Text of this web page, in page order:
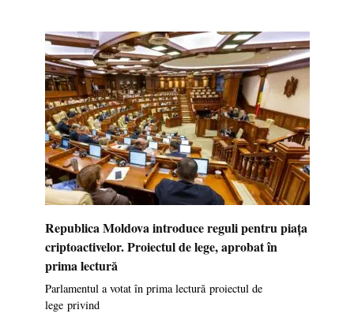
Republica Moldova introduce reguli pentru piața
criptoactivelor. Proiectul de lege, aprobat în
prima lectură
Parlamentul a votat în prima lectură proiectul de
lege privind